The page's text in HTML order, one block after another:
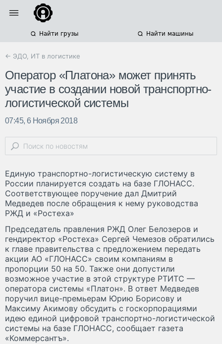
Найти грузы Найти машины
← ЭДО, ИТ в логистике
Оператор «Платона» может принять
участие в создании новой транспортно-
логистической системы
07:45, 6 Ноября 2018
Единую транспортно-логистическую систему в
России планируется создать на базе ГЛОНАСС.
Соответствующее поручение дал Дмитрий
Медведев после обращения к нему руководства
РЖД и «Ростеха»
Председатель правления РЖД Олег Белозеров и
гендиректор «Ростеха» Сергей Чемезов обратились
к главе правительства с предложением передать
акции АО «ГЛОНАСС» своим компаниям в
пропорции 50 на 50. Также они допустили
возможное участие в этой структуре РТИТС —
оператора системы «Платон». В ответ Медведев
поручил вице-премьерам Юрию Борисову и
Максиму Акимову обсудить с госкорпорациями
идею единой цифровой транспортно-логистической
системы на базе ГЛОНАСС, сообщает газета
«Коммерсантъ».